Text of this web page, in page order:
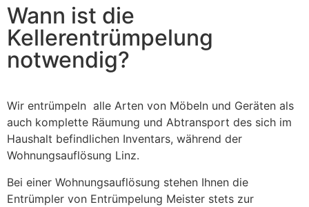
blank
Wann ist die
Kellerentrümpelung
notwendig?
Wir entrümpeln alle Arten von Möbeln und Geräten als
auch komplette Räumung und Abtransport des sich im
Haushalt befindlichen Inventars, während der
Wohnungsauflösung Linz.
Bei einer Wohnungsauflösung stehen Ihnen die
Entrümpler von Entrümpelung Meister stets zur